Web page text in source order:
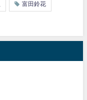
富田鈴花